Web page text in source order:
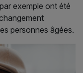
exemple ont été
personnes âgées.